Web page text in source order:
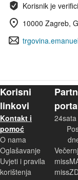
Korisnik je
10000 Zagreb,
Korisni
linkovi
Kontakt i
pomoć
O nama
Oglašavanje
Uvjeti i pravila
korištenja
24sata